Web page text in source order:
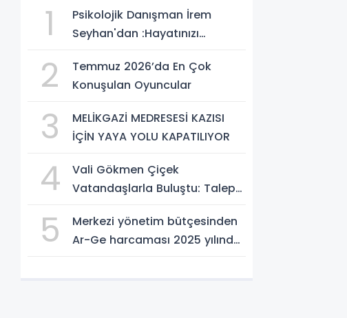
1
Psikolojik Danışman İrem
Seyhan'dan :Hayatınızı
Potansiyelinizi Keşfetmek İçin
İlk Adımı Atın!
2
Temmuz 2026’da En Çok
Konuşulan Oyuncular
3
MELİKGAZİ MEDRESESİ KAZISI
İÇİN YAYA YOLU KAPATILIYOR
4
Vali Gökmen Çiçek
Vatandaşlarla Buluştu: Talep
5
Merkezi yönetim bütçesinden
Ar-Ge harcaması 2025 yılında